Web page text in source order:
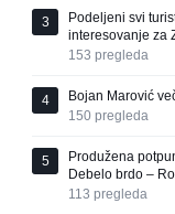
3
Podeljeni svi
interesovanje za
153 pregleda
4
Bojan Marović
150 pregleda
5
Produžena
Debelo brdo –
113 pregleda